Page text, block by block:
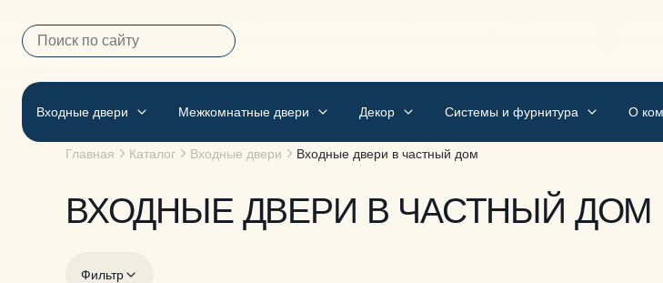
Входные двери Межкомнатные двери Декор Системы и фурнитура О
Главная Каталог Входные двери Входные двери в частный дом
ВХОДНЫЕ ДВЕРИ В ЧАСТНЫЙ ДОМ
Фильтр